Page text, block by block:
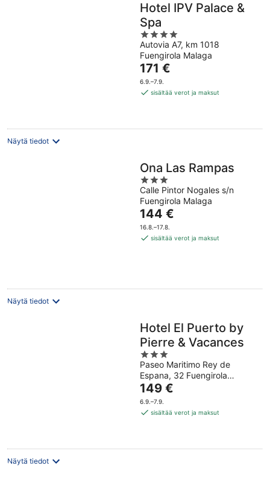
Hotel IPV Palace &
Spa
4
out
of
5
Autovia A7, km 1018
Fuengirola Malaga
Hinta
on
171 €
171 €
6.9.–7.9.
sisältää verot ja maksut
Näytä tiedot
Ona Las Rampas
3
out
of
5
Calle Pintor Nogales s/n
Fuengirola Malaga
Hinta
on
144 €
144 €
16.8.–17.8.
sisältää verot ja maksut
Näytä tiedot
Hotel El Puerto by
Pierre & Vacances
3
out
of
5
Paseo Maritimo Rey de
Espana, 32 Fuengirola
Malaga
Hinta
on
149 €
149 €
6.9.–7.9.
sisältää verot ja maksut
Näytä tiedot